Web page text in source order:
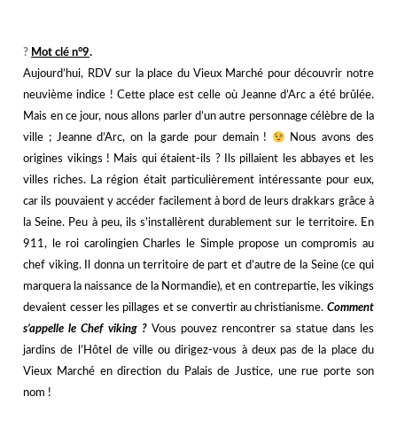
?️ Mot clé n°9.
Aujourd’hui, RDV sur la place du Vieux Marché pour découvrir notre
neuvième indice ! Cette place est celle où Jeanne d’Arc a été brûlée.
Mais en ce jour, nous allons parler d’un autre personnage célèbre de la
ville ; Jeanne d’Arc, on la garde pour demain !
Nous avons des
origines vikings ! Mais qui étaient-ils ? Ils pillaient les abbayes et les
villes riches. La région était particulièrement intéressante pour eux,
car ils pouvaient y accéder facilement à bord de leurs drakkars grâce à
la Seine. Peu à peu, ils s’installèrent durablement sur le territoire. En
911, le roi carolingien Charles le Simple propose un compromis au
chef viking. Il donna un territoire de part et d’autre de la Seine (ce qui
marquera la naissance de la Normandie), et en contrepartie, les vikings
devaient cesser les pillages et se convertir au christianisme. Comment
s’appelle le Chef viking ? Vous pouvez rencontrer sa statue dans les
jardins de l’Hôtel de ville ou dirigez-vous à deux pas de la place du
Vieux Marché en direction du Palais de Justice, une rue porte son
nom !